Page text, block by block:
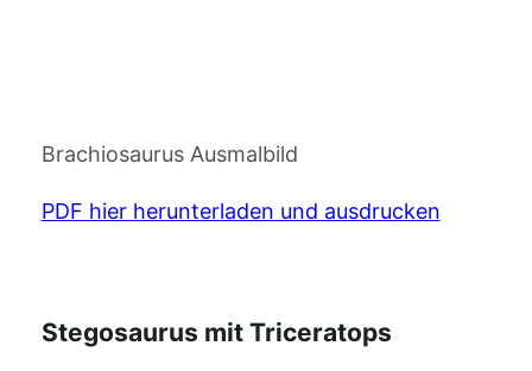
Brachiosaurus Ausmalbild
PDF hier herunterladen und ausdrucken
Stegosaurus mit Triceratops